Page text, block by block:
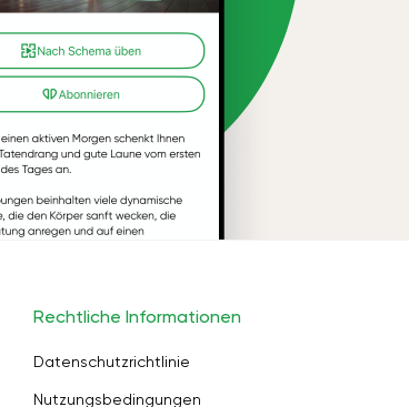
Rechtliche Informationen
Datenschutzrichtlinie
Nutzungsbedingungen